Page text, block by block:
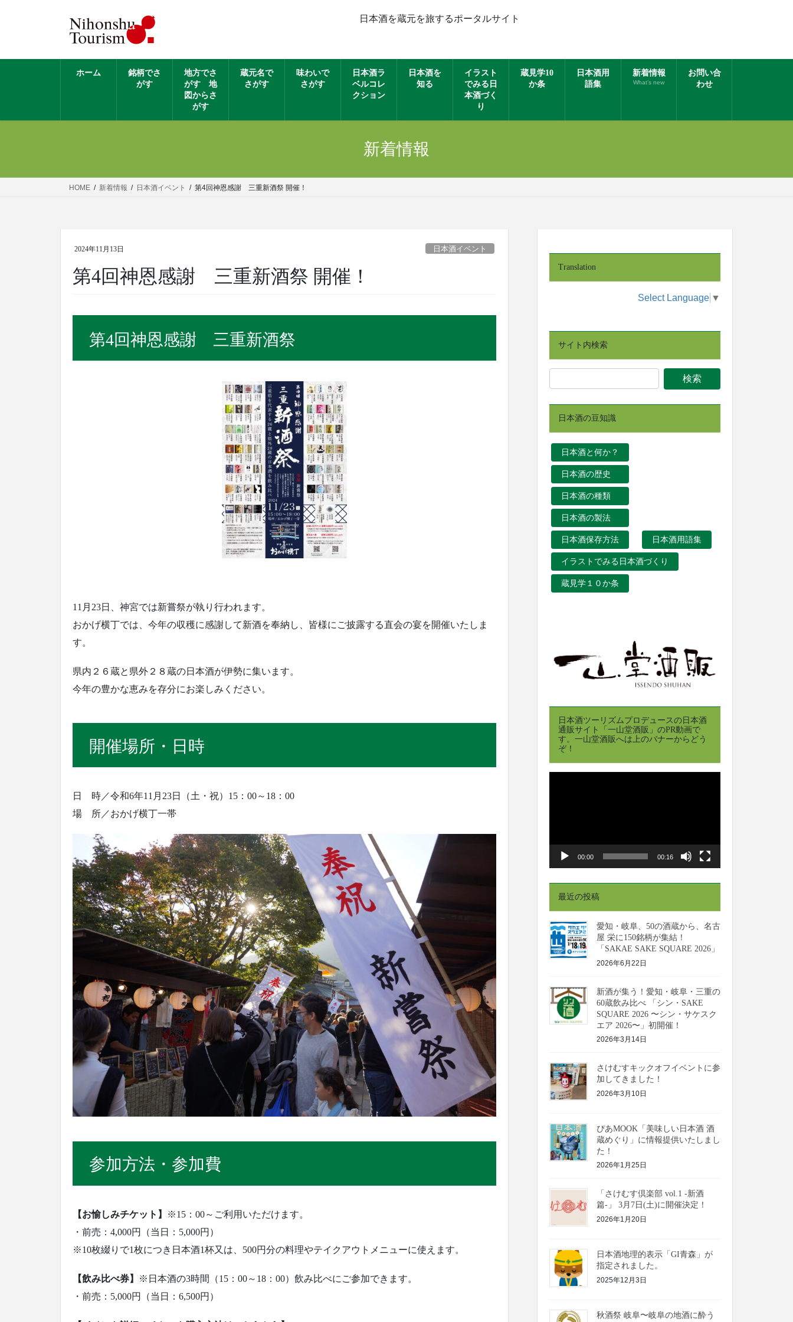
日本酒を蔵元を旅するポータルサイト
ホーム
銘柄でさ
がす
地方でさ
がす 地
図からさ
がす
蔵元名で
さがす
味わいで
さがす
日本酒ラ
ベルコレ
クション
日本酒を
知る
イラスト
でみる日
本酒づく
り
蔵見学10
か条
日本酒用
語集
新着情報
What’s new
お問い合
わせ
新着情報
HOME 新着情報 日本酒イベント 第4回神恩感謝 三重新酒祭 開催！
2024年11月13日 日本酒イベント
第4回神恩感謝 三重新酒祭 開催！
第4回神恩感謝 三重新酒祭
11月23日、神宮では新嘗祭が執り行われます。
おかげ横丁では、今年の収穫に感謝して新酒を奉納し、皆様にご披露する直会の宴を開催いたしま
す。
県内２６蔵と県外２８蔵の日本酒が伊勢に集います。
今年の豊かな恵みを存分にお楽しみください。
開催場所・日時
日 時／令和6年11月23日（土・祝）15：00～18：00
場 所／おかげ横丁一帯
参加方法・参加費
【お愉しみチケット】
※15：00～ご利用いただけます。
・前売：4,000円（当日：5,000円）
※10枚綴りで1枚につき日本酒1杯又は、500円分の料理やテイクアウトメニューに使えます。
【飲み比べ券】
※日本酒の3時間（15：00～18：00）飲み比べにご参加できます。
・前売：5,000円（当日：6,500円）
Translation
Select Language ▼
サイト内検索
日本酒の豆知識
日本酒と何か？
日本酒の歴史
日本酒の種類
日本酒の製法
日本酒保存方法 日本酒用語集
イラストでみる日本酒づくり
蔵見学１０か条
日本酒ツーリズムプロデュースの日本酒
通販サイト「一山堂酒販」のPR動画で
す。一山堂酒販へは上のバナーからどう
ぞ！
00:00 00:16
最近の投稿
愛知・岐阜、50の酒蔵から、名古
屋 栄に150銘柄が集結！
「SAKAE SAKE SQUARE 2026」
2026年6月22日
新酒が集う！愛知・岐阜・三重の
60蔵飲み比べ 「シン・SAKE
SQUARE 2026 〜シン・サケスク
エア 2026〜」初開催！
2026年3月14日
さけむすキックオフイベントに参
加してきました！
2026年3月10日
ぴあMOOK「美味しい日本酒 酒
蔵めぐり」に情報提供いたしまし
た！
2026年1月25日
「さけむす倶楽部 vol.1 -新酒
篇-」 3月7日(土)に開催決定！
2026年1月20日
日本酒地理的表示「GI青森」が
指定されました。
2025年12月3日
秋酒祭 岐阜〜岐阜の地酒に酔う